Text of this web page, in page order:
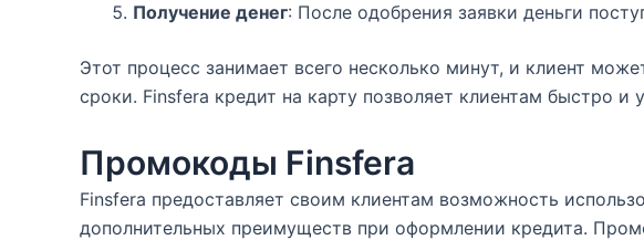
Получение денег: После одобрения заявки деньги
Этот процесс занимает всего несколько минут, и клиент
сроки. Finsfera кредит на карту позволяет клиентам быстро и
Промокоды Finsfera
Finsfera предоставляет своим клиентам возможность
дополнительных преимуществ при оформлении кредита.